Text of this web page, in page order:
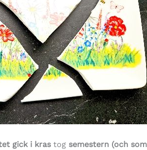
gick i kras tog semestern (och